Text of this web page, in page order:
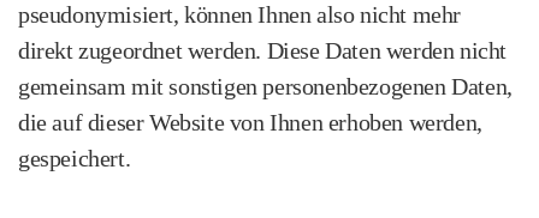
pseudonymisiert, können Ihnen also nicht mehr
direkt zugeordnet werden. Diese Daten werden nicht
gemeinsam mit sonstigen personenbezogenen Daten,
die auf dieser Website von Ihnen erhoben werden,
gespeichert.